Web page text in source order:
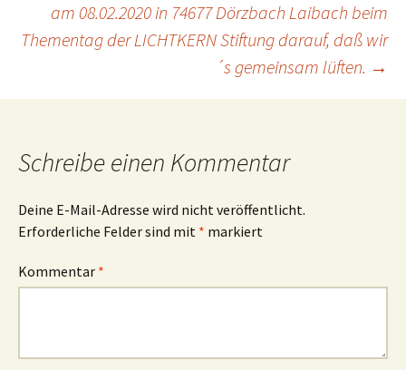
am 08.02.2020 in 74677 Dörzbach Laibach beim
Thementag der LICHTKERN Stiftung darauf, daß wir
´s gemeinsam lüften. →
Schreibe einen Kommentar
Deine E-Mail-Adresse wird nicht veröffentlicht.
Erforderliche Felder sind mit * markiert
Kommentar *